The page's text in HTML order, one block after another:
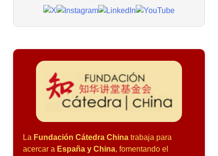
La Fundación Cátedra China trabaja para
acercar a España y China, fomentando el